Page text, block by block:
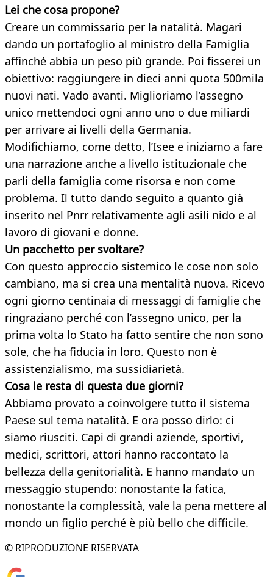
Lei che cosa propone?
Creare un commissario per la natalità. Magari
dando un portafoglio al ministro della Famiglia
affinché abbia un peso più grande. Poi fisserei un
obiettivo: raggiungere in dieci anni quota 500mila
nuovi nati. Vado avanti. Miglioriamo l’assegno
unico mettendoci ogni anno uno o due miliardi
per arrivare ai livelli della Germania.
Modifichiamo, come detto, l’Isee e iniziamo a fare
una narrazione anche a livello istituzionale che
parli della famiglia come risorsa e non come
problema. Il tutto dando seguito a quanto già
inserito nel Pnrr relativamente agli asili nido e al
lavoro di giovani e donne.
Un pacchetto per svoltare?
Con questo approccio sistemico le cose non solo
cambiano, ma si crea una mentalità nuova. Ricevo
ogni giorno centinaia di messaggi di famiglie che
ringraziano perché con l’assegno unico, per la
prima volta lo Stato ha fatto sentire che non sono
sole, che ha fiducia in loro. Questo non è
assistenzialismo, ma sussidiarietà.
Cosa le resta di questa due giorni?
Abbiamo provato a coinvolgere tutto il sistema
Paese sul tema natalità. E ora posso dirlo: ci
siamo riusciti. Capi di grandi aziende, sportivi,
medici, scrittori, attori hanno raccontato la
bellezza della genitorialità. E hanno mandato un
messaggio stupendo: nonostante la fatica,
nonostante la complessità, vale la pena mettere al
mondo un figlio perché è più bello che difficile.
© RIPRODUZIONE RISERVATA